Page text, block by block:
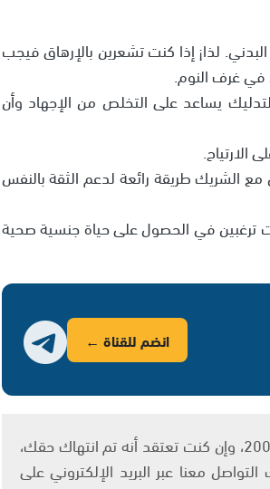
لذا¡ إذا كنت تشعرين بالإرهاق فيجب
غرف النوم.
يساعد على التخلص من الإجهاد وأن
الشريك طريقة رائعة لدعم الثقة بالنفس
ترغبين في الحصول على حياة جنسية صحية
انضم للقناة ←
يتم الاستخدام المواد وفقًا للمادة 27 أ من قانون حقوق التأليف والنشر 2007، وإن كنت تعتقد أنه تم انتهاك حقك،
معنا عبر البريد الإلكتروني على